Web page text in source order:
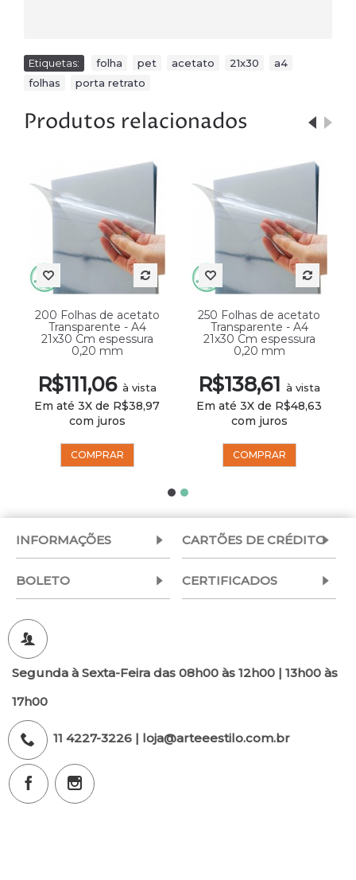
Etiquetas: folha pet acetato 21x30 a4
folhas
porta retrato
Produtos relacionados
200 Folhas de acetato
Transparente - A4
21x30 Cm espessura
0,20 mm
R$111,06 à vista
Em até 3X de R$38,97
com juros
COMPRAR
250 Folhas de acetato
Transparente - A4
21x30 Cm espessura
0,20 mm
R$138,61 à vista
Em até 3X de R$48,63
com juros
COMPRAR
INFORMAÇÕES CARTÕES DE CRÉDITO
BOLETO CERTIFICADOS
Segunda à Sexta-Feira das 08h00 às 12h00 | 13h00 às
17h00
11 4227-3226 | loja@arteeestilo.com.br